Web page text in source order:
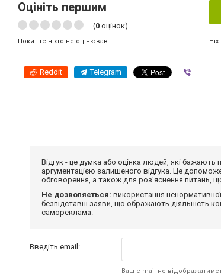
Оцініть першим
(0 оцінок)
Поки ще ніхто не оцінював
Reddit Telegram
Відгук - це думка або оцінка людей, які
аргументацією залишеного відгука. Це
обговорення, а також для роз'яснення питань,
Не дозволяється: використання
безпідставні заяви, що ображають діяльність
самореклама.
Введіть email:
Ваш e-mail не